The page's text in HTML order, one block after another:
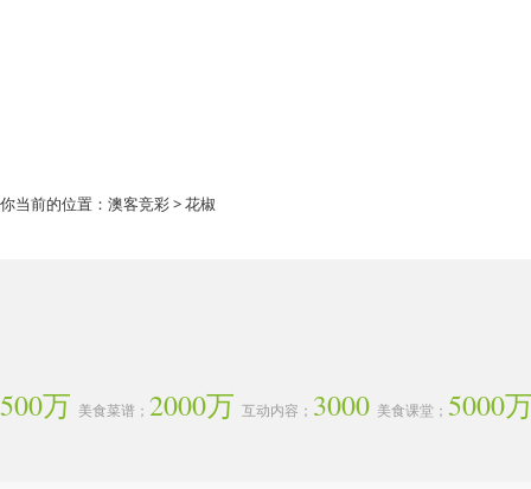
你当前的位置： 澳客竞彩> 花椒
500万 美食菜谱； 2000万 互动内容； 3000 美食课堂； 5000